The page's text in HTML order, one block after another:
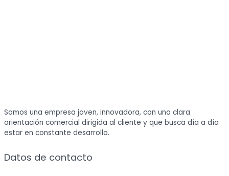
Somos una empresa joven, innovadora, con una clara
orientación comercial dirigida al cliente y que busca día a día
estar en constante desarrollo.
Datos de contacto